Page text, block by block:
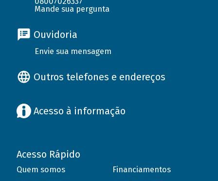
Mande sua pergunta
Ouvidoria
Envie sua mensagem
Outros telefones e endereços
Acesso à informação
Acesso Rápido
Quem somos
Financiamentos